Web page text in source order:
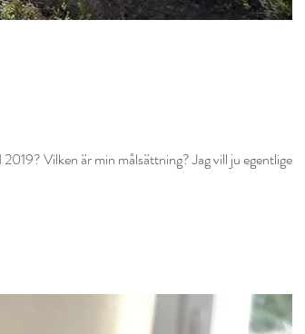
Vilken är min målsättning? Jag vill ju egentligen så